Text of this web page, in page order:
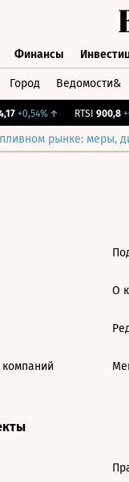
Финансы
Город Ведомости&
+0,54%↑ RTSI 900,8
рынке: меры,
О